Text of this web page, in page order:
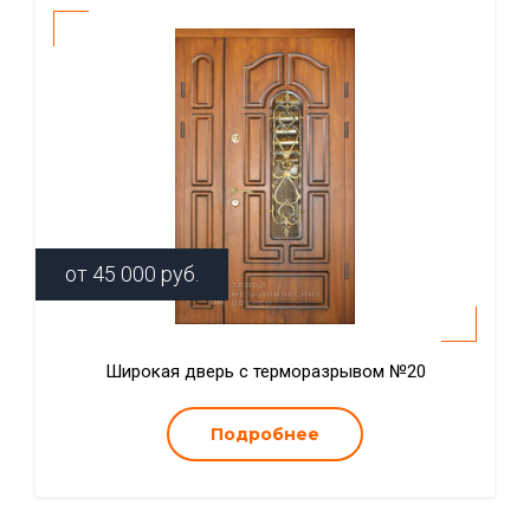
от 45 000 руб.
Широкая дверь с терморазрывом №20
Подробнее